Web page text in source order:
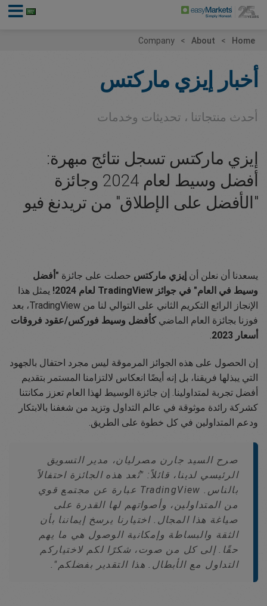
Home
About
Company
أخبار إيزي ماركتس
أحدث منتجاتنا ، تحديثات وخدمات
إيزي ماركتس تسجل نتائج مبهرة:
أفضل وسيط لعام 2024 وجائزة
"الأفضل على الإطلاق" من تريدنغ فيو
يسعدنا أن نعلن أن إيزي ماركتس حصلت على جائزة "أفضل
وسيط في العام" في جوائز TradingView لعام 2024!
يمثل هذا
الإنجاز الرائع التكريم الثاني على التوالي لنا من TradingView، بعد
فوزنا بجائزة العام الماضيكأفضل وسيط فوركس/عقود فروقات
أسعار 2023
.
إن الحصول على هذه الجوائز المرموقة ليس مجرد احتفال بالجهود
التي يبذلها فريقنا، بل إنه أيضًا انعكاس لالتزامنا المستمر بتقديم
أفضل تجربة لمتداولينا. إن جائزة الوسيط لهذا العام تعزز مكانتنا
كشركة رائدة موثوقة في عالم التداول وتزيد من شغفنا بالابتكار
ودعم المتداولين في كل خطوة على الطريق.
صرح السيد جارن مصرليان، مدير التسويق
الرئيسي لدينا، قائلاً: "تُعد هذه الجائزة احتفالاً
بالناس. TradingView عبارة عن مجتمع قوي
من المتداولين، وأصواتهم لها القدرة على
صياغة هذا المجال. اختيارنا يرسخ إيماننا بأن
الثقة والبساطة وإمكانية الوصول هي ما يهم
حقًا. إلى كل من صوت، شكرًا لكم لاختياركم
التداول مع الأبطال. هذا التقدير بفضلكم".